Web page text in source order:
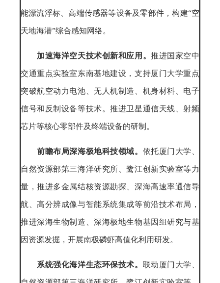
能漂流浮标、高端传感器等设备及零部件，构建“空
天地海潜”综合感知网络。
加速海洋空天技术创新和应用。推进国家空中
交通重点实验室东南基地建设，支持厦门大学重点
突破航空动力电池、无人机制造、机身材料、电子
信号和反制设备等技术。推进卫星通信天线、射频
芯片等核心零部件及终端设备的研制。
前瞻布局深海极地科技领域。 依托厦门大学、
自然资源部第三海洋研究所、鹭江创新实验室等力
量，推进多金属结核资源勘探、深海高速率通信导
航、高分辨成像与智能系统集成等前沿技术布局，
推进深海生物制造、深海极地生物基因组研究与基
因资源发掘，开展南极磷虾高值化利用研发。
系统强化海洋生态环保技术。 联动厦门大学、